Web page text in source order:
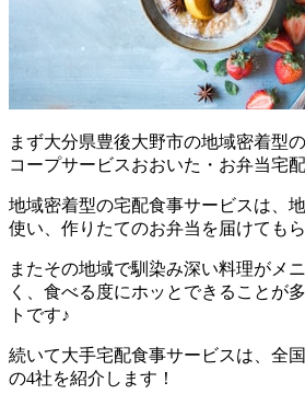
まず大分県豊後大野市の地域密着型
コープサービスおおいた・お弁当宅
地域密着型の宅配食事サービスは、
使い、作りたてのお弁当を届けても
またその地域で馴染み深い料理がメ
く、食べる度にホッとできることが
トです♪
続いて大手宅配食事サービスは、全
の4社を紹介します！